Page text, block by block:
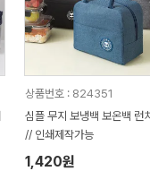
상품번호 : 824351
심플 무지 보냉백 보온백 런
// 인쇄제작가능
1,420원